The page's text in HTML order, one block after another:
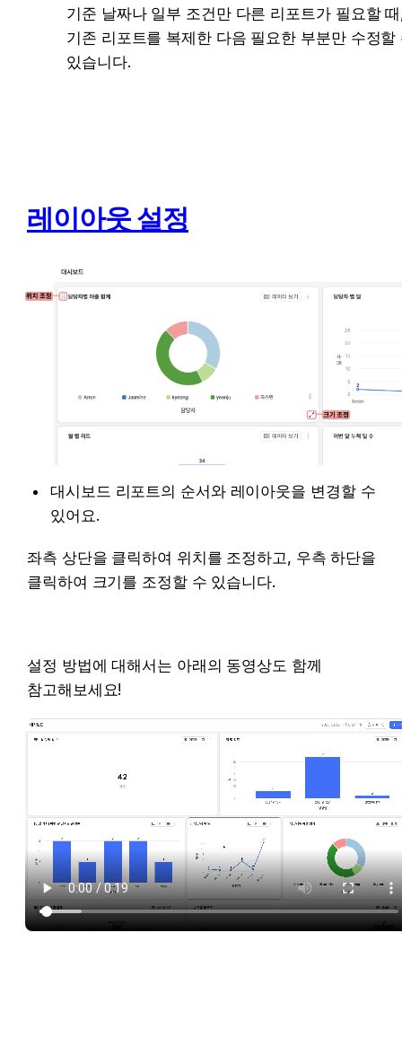
기준 날짜나 일부 조건만 다른 리포트가 필요할
기존 리포트를 복제한 다음 필요한 부분만 수정할
있습니다.
레이아웃 설정
대시보드 리포트의 순서와 레이아웃을 변경할 수
있어요.
좌측 상단을 클릭하여 위치를 조정하고, 우측 하단을
클릭하여 크기를 조정할 수 있습니다.
설정 방법에 대해서는 아래의 동영상도 함께
참고해보세요!